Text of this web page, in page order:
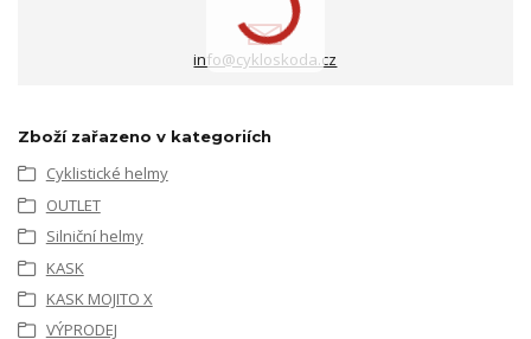
info@cykloskoda.cz
Zboží zařazeno v kategoriích
Cyklistické helmy
OUTLET
Silniční helmy
KASK
KASK MOJITO X
VÝPRODEJ